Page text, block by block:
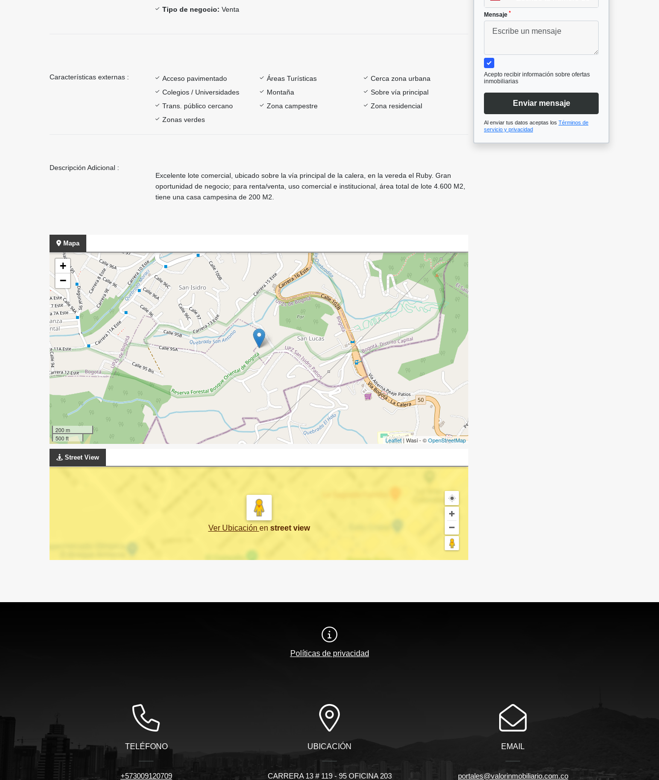
Tipo de negocio: Venta
Características externas : Acceso pavimentado Áreas Turísticas
Cerca zona urbana
Colegios / Universidades
Montaña
Sobre vía principal
Trans. público cercano
Zona campestre
Zona residencial
Zonas verdes
Descripción Adicional :
Excelente lote comercial, ubicado sobre la vía principal de la calera, en la vereda el Ruby. Gran
oportunidad de negocio; para renta/venta, uso comercial e institucional, área total de lote 4.600 M2,
tiene una casa campesina de 200 M2.
Mapa
+
−
200 m
500 ft
Leaflet| Wasi - ©OpenStreetMap
Street View
Ver Ubicación en street view
Mensaje *
Acepto recibir información sobre ofertas
inmobiliarias
Enviar mensaje
Al enviar tus datos aceptas los Términos de
servicio y privacidad
Políticas de privacidad
TELÉFONO
+573009120709
UBICACIÓN
CARRERA 13 # 119 - 95 OFICINA 203
EMAIL
portales@valorinmobiliario.com.co